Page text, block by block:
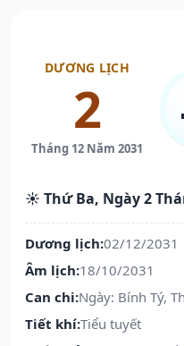
DƯƠNG LỊCH
2
Tháng 12 Năm 2031
☀️ Thứ Ba, Ngày 2
Dương lịch:02/12/2031
Âm lịch:18/10/2031
Can chi:Ngày: Bính Tý,
Tiết khí:Tiểu tuyết